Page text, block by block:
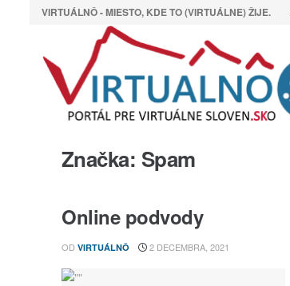
VIRTUÁLNÔ - MIESTO, KDE TO (VIRTUÁLNE) ŽIJE.
Značka: Spam
Online podvody
OD VIRTUÁLNÔ 2 DECEMBRA, 2021